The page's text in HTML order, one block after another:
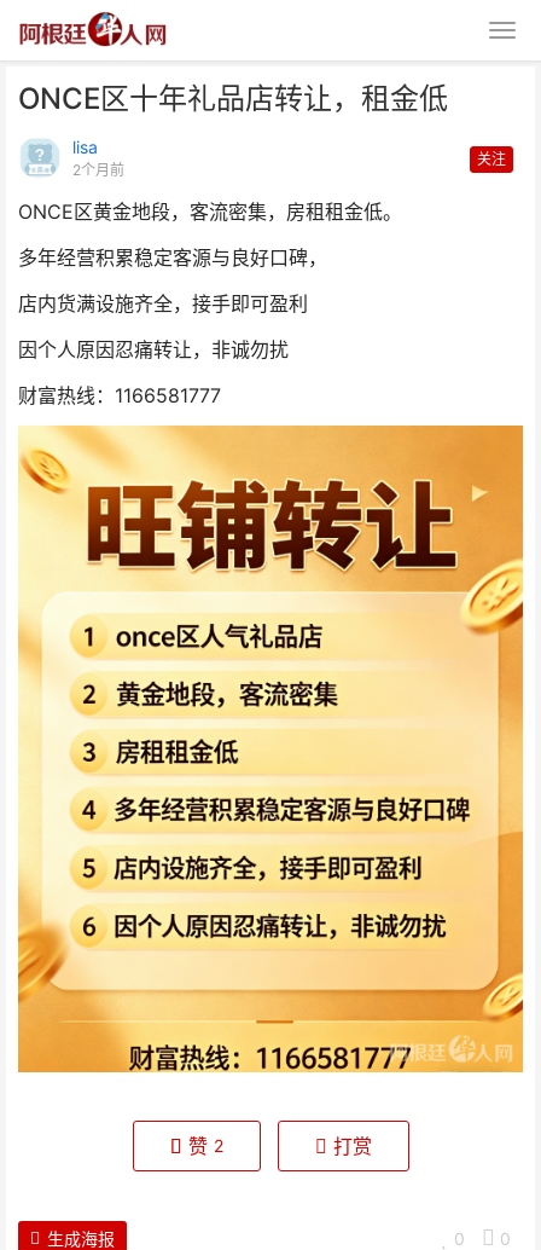
ONCE区十年礼品店转让，租金低
lisa
2个月前
关注
ONCE区黄金地段，客流密集，房租租金低。
多年经营积累稳定客源与良好口碑，
店内货满设施齐全，接手即可盈利
因个人原因忍痛转让，非诚勿扰
财富热线：1166581777
ONCE区十年礼品店转让，租金低
赞 2 打赏
0 0
生成海报